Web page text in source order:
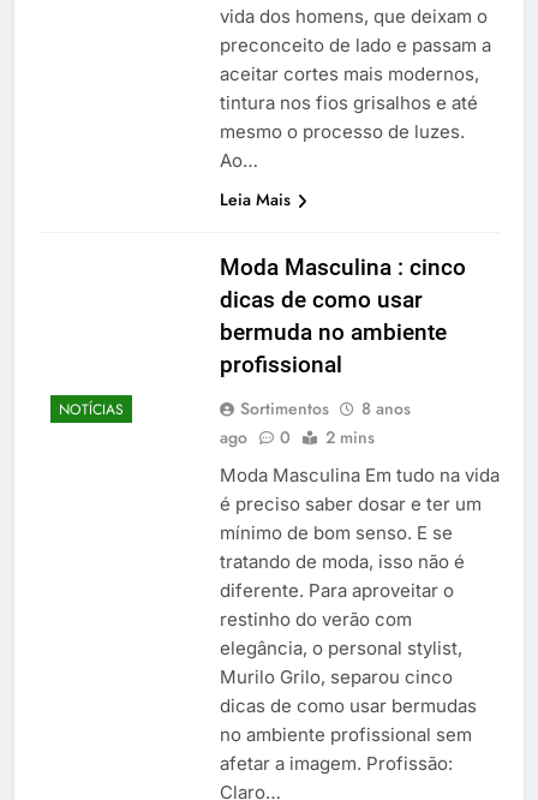
vida dos homens, que deixam o
preconceito de lado e passam a
aceitar cortes mais modernos,
tintura nos fios grisalhos e até
mesmo o processo de luzes.
Ao…
Leia Mais
NOTÍCIAS
Moda Masculina : cinco
dicas de como usar
bermuda no ambiente
profissional
Sortimentos
8 anos
ago
0 2 mins
Moda Masculina Em tudo na vida
é preciso saber dosar e ter um
mínimo de bom senso. E se
tratando de moda, isso não é
diferente. Para aproveitar o
restinho do verão com
elegância, o personal stylist,
Murilo Grilo, separou cinco
dicas de como usar bermudas
no ambiente profissional sem
afetar a imagem. Profissão:
Claro…